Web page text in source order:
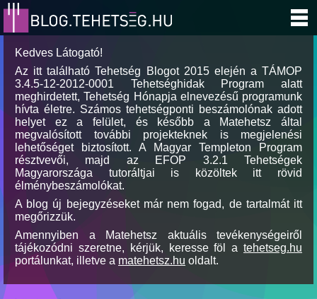
Kedves Látogató!
Az itt található Tehetség Blogot 2015 elején a TÁMOP
3.4.5-12-2012-0001 Tehetséghidak Program alatt
meghirdetett, Tehetség Hónapja elnevezésű programunk
hívta életre. Számos tehetségponti beszámolónak adott
helyet ez a felület, és később a Matehetsz által
megvalósított további projekteknek is megjelenési
lehetőséget biztosított. A Magyar Templeton Program
résztvevői, majd az EFOP 3.2.1 Tehetségek
Magyarországa tutoráltjai is közöltek itt rövid
élménybeszámolókat.
A blog új bejegyzéseket már nem fogad, de tartalmát itt
megőrizzük.
Amennyiben a Matehetsz aktuális tevékenységeiről
tájékozódni szeretne, kérjük, keresse föl a tehetseg.hu
portálunkat, illetve a matehetsz.hu oldalt.